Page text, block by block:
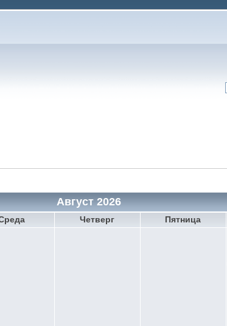
Август 2026
Четверг Пятница